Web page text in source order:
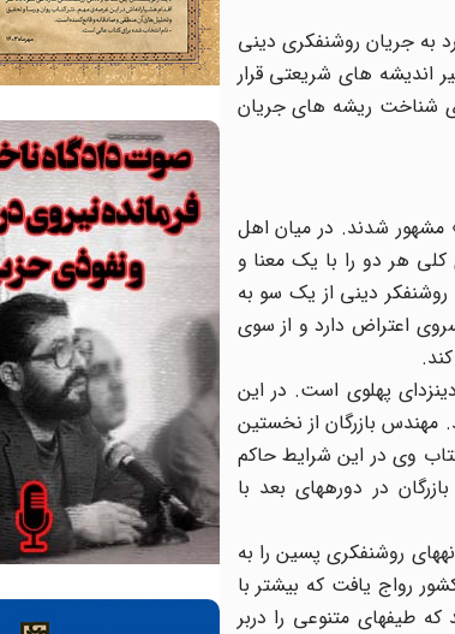
به جریان روشنفکری دینی
اندیشه های شریعتی قرار
شناخت ریشه های جریان
مشهور شدند. در میان اهل
کلی هر دو را با یک معنا و
دینی از یک سو به
اعتراض دارد و از سوی
دینزدای پهلوی است. در این
مهندس بازرگان از نخستین
وی در این شرایط حاکم
در دورههای بعد با
روشنفکری پسین را به
گونهای از روشنفکری دینی به ویژه در سالهای 76 به بعد در کشور رواج یافت که بیشتر با
طیفهای متنوعی را دربر